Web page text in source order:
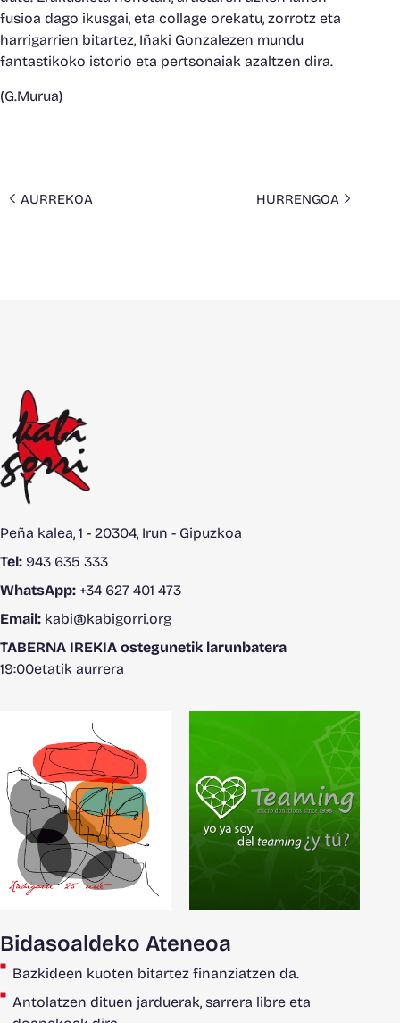
fusioa dago ikusgai, eta collage orekatu, zorrotz eta
harrigarrien bitartez, Iñaki Gonzalezen mundu
fantastikoko istorio eta pertsonaiak azaltzen dira.
(G.Murua)
AURREKOA HURRENGOA
Peña kalea, 1 - 20304, Irun - Gipuzkoa
Tel: 943 635 333
WhatsApp: +34 627 401 473
Email: kabi@kabigorri.org
TABERNA IREKIA ostegunetik larunbatera
19:00etatik aurrera
Bidasoaldeko Ateneoa
Bazkideen kuoten bitartez finanziatzen da.
Antolatzen dituen jarduerak, sarrera libre eta